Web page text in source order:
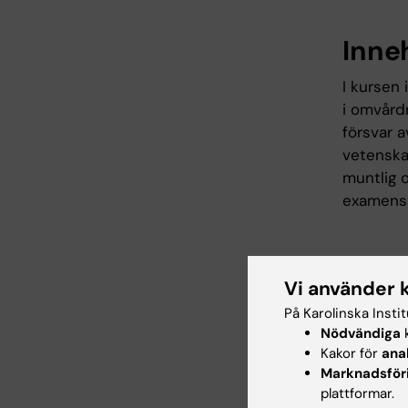
I kursen
i
försvar
muntlig
på
tar
Vi använder
På Karolinska
Nödvändiga
Kakor för
plattformar.